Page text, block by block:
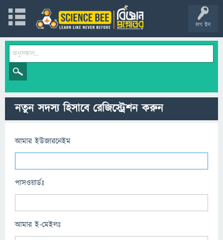
লগ ইন
নতুন সদস্য হিসাবে রেজিস্ট্রেশন করুন
আমার ইউজারনেইম
পাসওয়ার্ডঃ
আমার ই-মেইলঃ